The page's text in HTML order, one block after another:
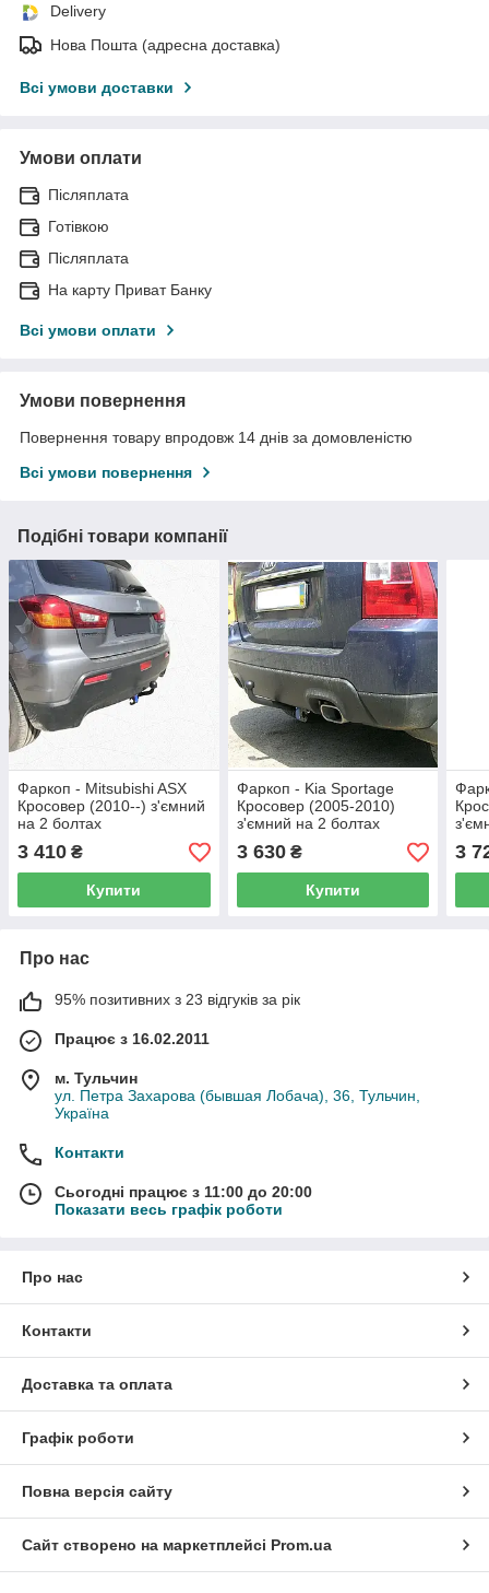
Delivery
Нова Пошта (адресна доставка)
Всі умови доставки
Умови оплати
Післяплата
Готівкою
Післяплата
На карту Приват Банку
Всі умови оплати
Умови повернення
Повернення товару впродовж 14 днів за домовленістю
Всі умови повернення
Подібні товари компанії
Фаркоп - Mitsubishi ASX
Кросовер (2010--) з'ємний
на 2 болтах
3 410 ₴
Купити
Фаркоп - Kia Sportage
Кросовер (2005-2010)
з'ємний на 2 болтах
3 630₴
Купити
3
Про нас
95% позитивних з 23 відгуків за рік
Працює з 16.02.2011
м. Тульчин
ул. Петра Захарова (бывшая Лобача), 36, Тульчин,
Україна
Контакти
Сьогодні працює з 11:00 до 20:00
Показати весь графік роботи
Про нас
Контакти
Доставка та оплата
Графік роботи
Повна версія сайту
Сайт створено на маркетплейсі Prom.ua